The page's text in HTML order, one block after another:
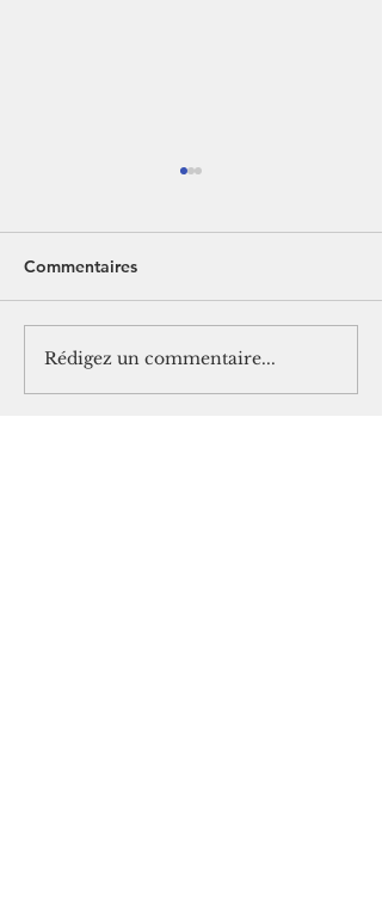
[Jurisprudence] Frais
professionnels : IK
Commentaires
Rédigez un commentaire...